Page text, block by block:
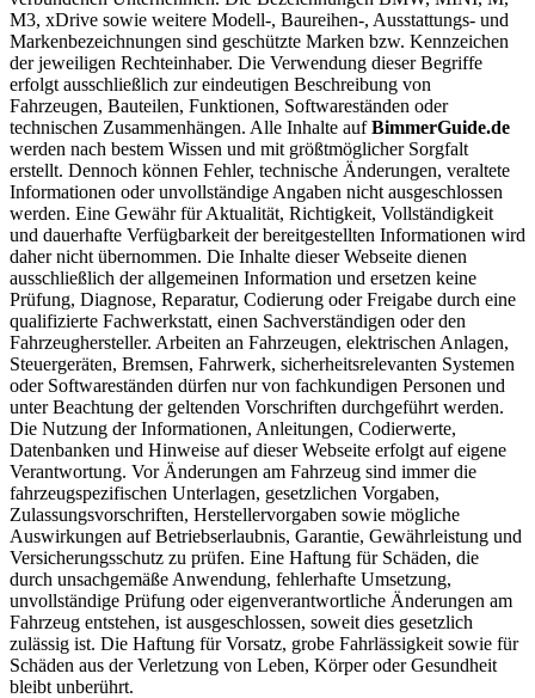
M3, xDrive sowie weitere Modell-, Baureihen-, Ausstattungs- und
Markenbezeichnungen sind geschützte Marken bzw. Kennzeichen
der jeweiligen Rechteinhaber. Die Verwendung dieser Begriffe
erfolgt ausschließlich zur eindeutigen Beschreibung von
Fahrzeugen, Bauteilen, Funktionen, Softwareständen oder
technischen Zusammenhängen. Alle Inhalte aufBimmerGuide.de
werden nach bestem Wissen und mit größtmöglicher Sorgfalt
erstellt. Dennoch können Fehler, technische Änderungen, veraltete
Informationen oder unvollständige Angaben nicht ausgeschlossen
werden. Eine Gewähr für Aktualität, Richtigkeit, Vollständigkeit
und dauerhafte Verfügbarkeit der bereitgestellten Informationen wird
daher nicht übernommen. Die Inhalte dieser Webseite dienen
ausschließlich der allgemeinen Information und ersetzen keine
Prüfung, Diagnose, Reparatur, Codierung oder Freigabe durch eine
qualifizierte Fachwerkstatt, einen Sachverständigen oder den
Fahrzeughersteller. Arbeiten an Fahrzeugen, elektrischen Anlagen,
Steuergeräten, Bremsen, Fahrwerk, sicherheitsrelevanten Systemen
oder Softwareständen dürfen nur von fachkundigen Personen und
unter Beachtung der geltenden Vorschriften durchgeführt werden.
Die Nutzung der Informationen, Anleitungen, Codierwerte,
Datenbanken und Hinweise auf dieser Webseite erfolgt auf eigene
Verantwortung. Vor Änderungen am Fahrzeug sind immer die
fahrzeugspezifischen Unterlagen, gesetzlichen Vorgaben,
Zulassungsvorschriften, Herstellervorgaben sowie mögliche
Auswirkungen auf Betriebserlaubnis, Garantie, Gewährleistung und
Versicherungsschutz zu prüfen. Eine Haftung für Schäden, die
durch unsachgemäße Anwendung, fehlerhafte Umsetzung,
unvollständige Prüfung oder eigenverantwortliche Änderungen am
Fahrzeug entstehen, ist ausgeschlossen, soweit dies gesetzlich
zulässig ist. Die Haftung für Vorsatz, grobe Fahrlässigkeit sowie für
Schäden aus der Verletzung von Leben, Körper oder Gesundheit
bleibt unberührt.